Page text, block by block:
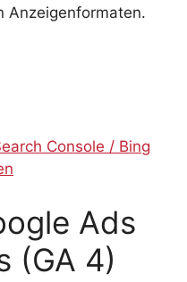
Anzeigenformaten.
Console / Bing
Ads
(GA 4)